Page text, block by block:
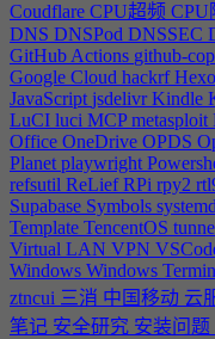
Coudflare CPU超频 CPU
DNS DNSPod DNSSEC
GitHub Actions github-
Google Cloud hackrfHexo
JavaScript jsdelivrKindle
LuCI luci MCPmetasploit
Office OneDrive OPDS
Planet playwright
refsutil ReLiefRPi rpy2
Supabase Symbols systemd
Template TencentOS
Virtual LAN VPN
Windows Windows
ztncui 三消 中国移动 云
笔记 安全研究 安装问题